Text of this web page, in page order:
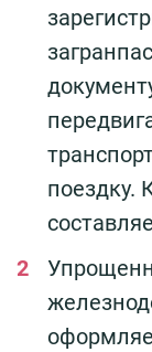
поездку.